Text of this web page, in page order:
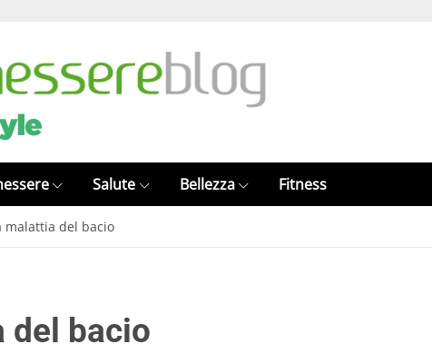
Salute Bellezza Fitness
malattia del bacio
del bacio